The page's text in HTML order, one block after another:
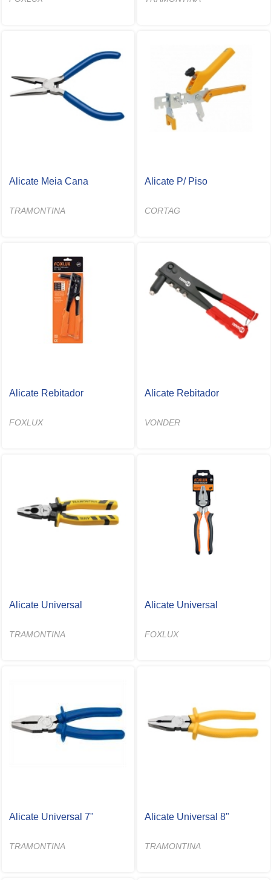
Alicate Meia Cana
TRAMONTINA
Alicate P/ Piso
CORTAG
Alicate Rebitador
FOXLUX
Alicate Rebitador
VONDER
Alicate Universal
TRAMONTINA
Alicate Universal
FOXLUX
Alicate Universal 7"
TRAMONTINA
Alicate Universal 8"
TRAMONTINA